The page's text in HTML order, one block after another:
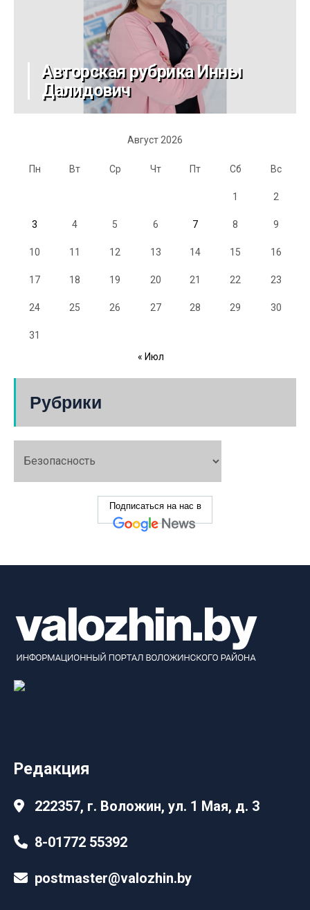
Авторская рубрика Инны
Далидович
Август 2026
Пн Вт Ср Чт Пт Сб Вс
1 2
3 4 5 6 7 8 9
10 11 12 13 14 15 16
17 18 19 20 21 22 23
24 25 26 27 28 29 30
31
« Июл
Рубрики
Подписаться на нас в
Редакция
222357, г. Воложин, ул. 1 Мая, д. 3
8-01772 55392
postmaster@valozhin.by